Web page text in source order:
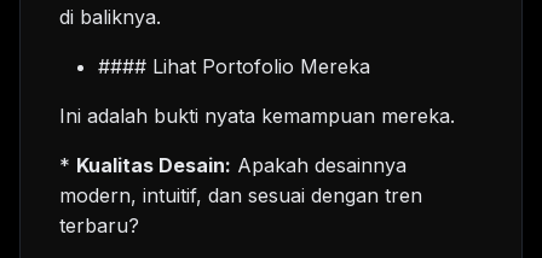
di baliknya.
#### Lihat Portofolio Mereka
Ini adalah bukti nyata kemampuan mereka.
* Kualitas Desain: Apakah desainnya
modern, intuitif, dan sesuai dengan tren
terbaru?